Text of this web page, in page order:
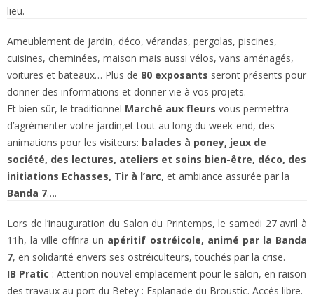
lieu.
Ameublement de jardin, déco, vérandas, pergolas, piscines,
cuisines, cheminées, maison mais aussi vélos, vans aménagés,
voitures et bateaux… Plus de 80 exposants seront présents pour
donner des informations et donner vie à vos projets.
Et bien sûr, le traditionnel Marché aux fleurs vous permettra
d’agrémenter votre jardin,et tout au long du week-end, des
animations pour les visiteurs: balades à poney, jeux de
société, des lectures, ateliers et soins bien-être, déco, des
initiations Echasses, Tir à l’arc, et ambiance assurée par la
Banda 7….
Lors de l’inauguration du Salon du Printemps, le samedi 27 avril à
11h, la ville offrira un apéritif ostréicole, animé par la Banda
7, en solidarité envers ses ostréiculteurs, touchés par la crise.
IB Pratic : Attention nouvel emplacement pour le salon, en raison
des travaux au port du Betey : Esplanade du Broustic. Accès libre.